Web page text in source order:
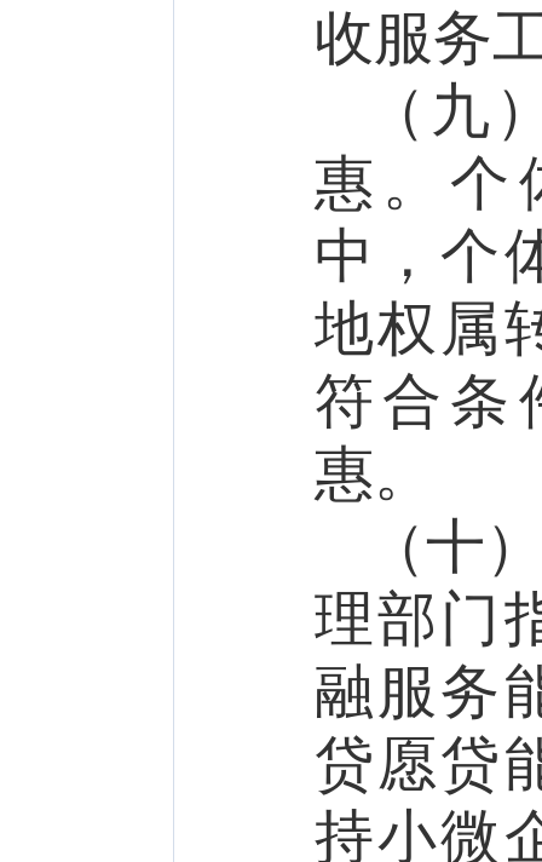
收服务
（九
惠。 个
中，个
地权属
符合条
惠。
（十
理部门
融服务
贷愿贷
持小微